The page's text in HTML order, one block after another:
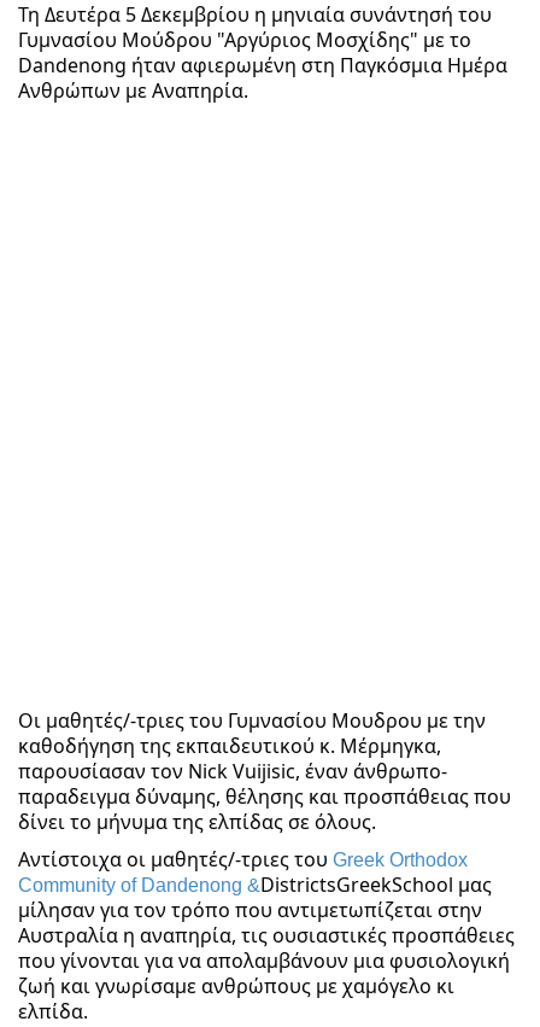
Τη Δευτέρα 5 Δεκεμβρίου η μηνιαία συνάντησή του
Γυμνασίου Μούδρου "Αργύριος Μοσχίδης" με το
Dandenong ήταν αφιερωμένη στη Παγκόσμια Ημέρα
Ανθρώπων με Αναπηρία.
Οι μαθητές/-τριες του Γυμνασίου Μουδρου με την
καθοδήγηση της εκπαιδευτικού κ. Μέρμηγκα,
παρουσίασαν τον Nick Vuijisic, έναν άνθρωπο-
παραδειγμα δύναμης, θέλησης και προσπάθειας που
δίνει το μήνυμα της ελπίδας σε όλους.
Αντίστοιχα οι μαθητές/-τριες του Greek Orthodox
Community of Dandenong &DistrictsGreekSchool μας
μίλησαν για τον τρόπο που αντιμετωπίζεται στην
Αυστραλία η αναπηρία, τις ουσιαστικές προσπάθειες
που γίνονται για να απολαμβάνουν μια φυσιολογική
ζωή και γνωρίσαμε ανθρώπους με χαμόγελο κι
ελπίδα.